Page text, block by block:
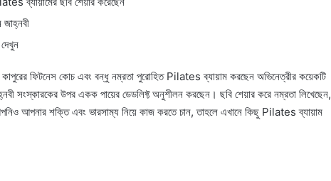
কাপুরের ফিটনেস কোচ এবং বন্ধু নম্রতা পুরোহিত Pilates ব্যায়াম করছেন অভিনেত্রীর কয়েকটি
সংস্কারকের উপর একক পায়ের ডেডলিফ্ট অনুশীলন করছেন। ছবি শেয়ার করে নম্রতা লিখেছেন,
আপনার শক্তি এবং ভারসাম্য নিয়ে কাজ করতে চান, তাহলে এখানে কিছু Pilates ব্যায়াম